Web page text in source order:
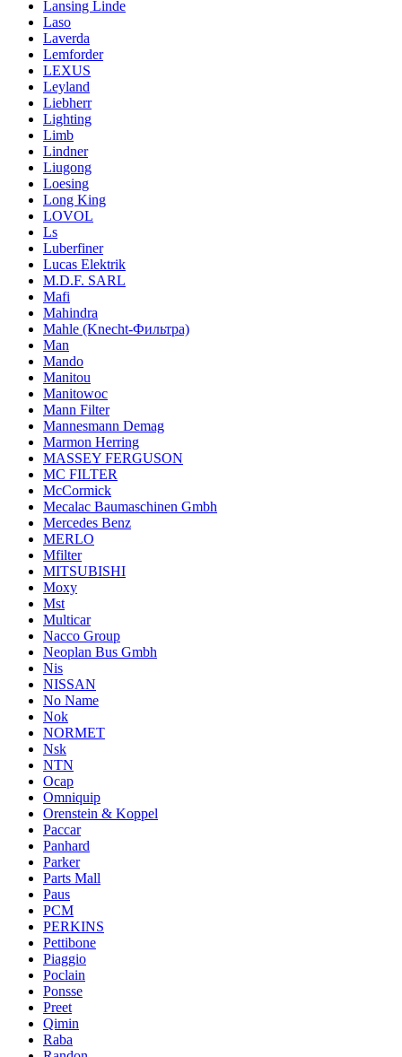
Lansing Linde
Laso
Laverda
Lemforder
LEXUS
Leyland
Liebherr
Lighting
Limb
Lindner
Liugong
Loesing
Long King
LOVOL
Ls
Luberfiner
Lucas Elektrik
M.D.F. SARL
Mafi
Mahindra
Mahle (Knecht-Фильтра)
Man
Mando
Manitou
Manitowoc
Mann Filter
Mannesmann Demag
Marmon Herring
MASSEY FERGUSON
MC FILTER
McCormick
Mecalac Baumaschinen Gmbh
Mercedes Benz
MERLO
Mfilter
MITSUBISHI
Moxy
Mst
Multicar
Nacco Group
Neoplan Bus Gmbh
Nis
NISSAN
No Name
Nok
NORMET
Nsk
NTN
Ocap
Omniquip
Orenstein & Koppel
Paccar
Panhard
Parker
Parts Mall
Paus
PCM
PERKINS
Pettibone
Piaggio
Poclain
Ponsse
Preet
Qimin
Raba